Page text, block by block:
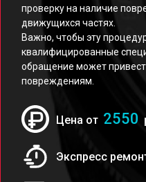
проверку на наличие
движущихся частях.
Важно, чтобы эту
квалифицированные
обращение может
повреждениям.
Цена от 2550
Экспресс